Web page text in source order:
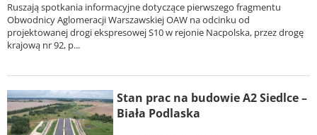
Ruszają spotkania informacyjne dotyczące pierwszego fragmentu
Obwodnicy Aglomeracji Warszawskiej OAW na odcinku od
projektowanej drogi ekspresowej S10 w rejonie Nacpolska, przez drogę
krajową nr 92, p...
Stan prac na budowie A2 Siedlce –
Biała Podlaska